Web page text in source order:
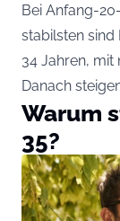
Bei Anfang-
stabilsten sind
34 Jahren, mit
Danach
Warum
35?